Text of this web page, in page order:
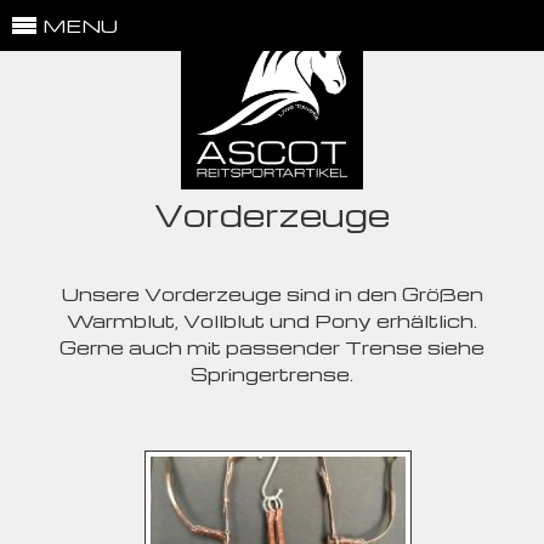
MENU
Vorderzeuge
Unsere Vorderzeuge sind in den Größen
Warmblut, Vollblut und Pony erhältlich.
Gerne auch mit passender Trense siehe
Springertrense.